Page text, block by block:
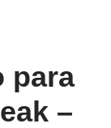
para
–